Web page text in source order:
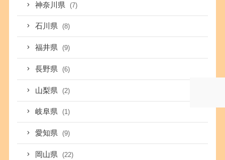
神奈川県 (7)
石川県 (8)
福井県 (9)
長野県 (6)
山梨県 (2)
岐阜県 (1)
愛知県 (9)
岡山県 (22)